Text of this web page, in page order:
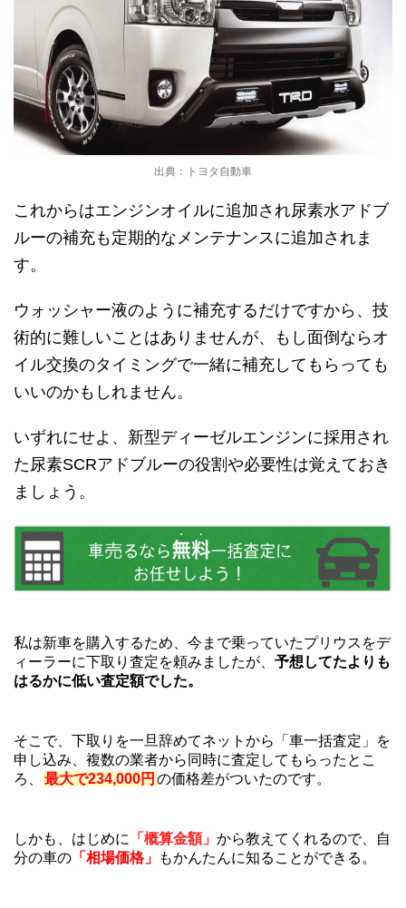
出典：トヨタ自動車
これからはエンジンオイルに追加され尿素水アドブ
ルーの補充も定期的なメンテナンスに追加されま
す。
ウォッシャー液のように補充するだけですから、技
術的に難しいことはありませんが、もし面倒ならオ
イル交換のタイミングで一緒に補充してもらっても
いいのかもしれません。
いずれにせよ、新型ディーゼルエンジンに採用され
た尿素SCRアドブルーの役割や必要性は覚えておき
ましょう。
私は新車を購入するため、今まで乗っていたプリウスをデ
ィーラーに下取り査定を頼みましたが、 予想してたよりも
はるかに低い査定額でした。
そこで、下取りを一旦辞めてネットから「車一括査定」を
申し込み、複数の業者から同時に査定してもらったとこ
ろ、
最大で234,000円 の価格差がついたのです。
しかも、はじめに 「概算金額」 から教えてくれるので、自
分の車の 「相場価格」 もかんたんに知ることができる。